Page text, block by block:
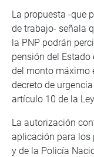
La propuesta -que
de trabajo- señala
la PNP podrán
pensión del
del monto máximo
decreto de
artículo 10 de la
La autorización
aplicación para los
y de la Policía